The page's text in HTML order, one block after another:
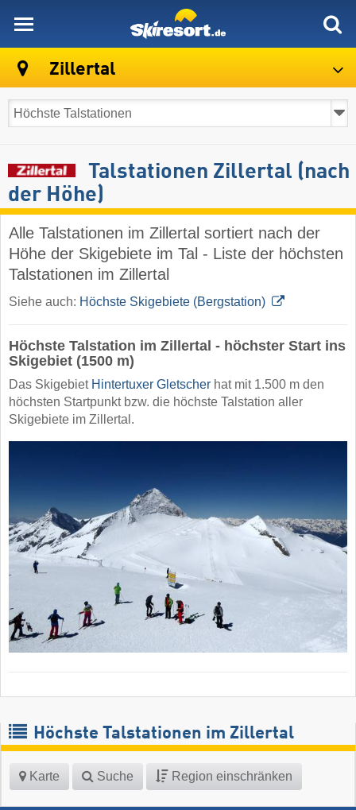
Zillertal
Talstationen Zillertal (nach
der Höhe)
Alle Talstationen im Zillertal sortiert nach der
Höhe der Skigebiete im Tal - Liste der höchsten
Talstationen im Zillertal
Siehe auch: Höchste Skigebiete (Bergstation)
Höchste Talstation im Zillertal - höchster Start ins
Skigebiet (1500 m)
Das Skigebiet Hintertuxer Gletscher hat mit 1.500 m den
höchsten Startpunkt bzw. die höchste Talstation aller
Skigebiete im Zillertal.
Höchste Talstationen im Zillertal
Karte Suche Region einschränken